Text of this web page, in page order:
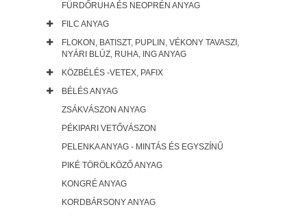
FÜRDŐRUHA ÉS NEOPRÉN ANYAG
FILC ANYAG
FLOKON, BATISZT, PUPLIN, VÉKONY TAVASZI,
NYÁRI BLÚZ, RUHA, ING ANYAG
KÖZBÉLÉS -VETEX, PAFIX
BÉLÉS ANYAG
ZSÁKVÁSZON ANYAG
PÉKIPARI VETŐVÁSZON
PELENKA ANYAG - MINTÁS ÉS EGYSZÍNŰ
PIKÉ TÖRÖLKÖZŐ ANYAG
KONGRÉ ANYAG
KORDBÁRSONY ANYAG